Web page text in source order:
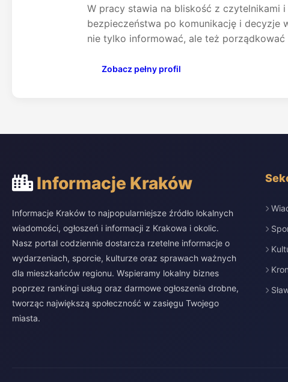
W pracy stawia na bliskość z czytelnikami
bezpieczeństwa po komunikację i decyzje
nie tylko informować, ale też porządkować
Zobacz pełny profil
Informacje Kraków
Informacje Kraków to najpopularniejsze źródło lokalnych
wiadomości, ogłoszeń i informacji z Krakowa i okolic.
Nasz portal codziennie dostarcza rzetelne informacje o
wydarzeniach, sporcie, kulturze oraz sprawach ważnych
dla mieszkańców regionu. Wspieramy lokalny biznes
poprzez rankingi usług oraz darmowe ogłoszenia drobne,
tworząc największą społeczność w zasięgu Twojego
miasta.